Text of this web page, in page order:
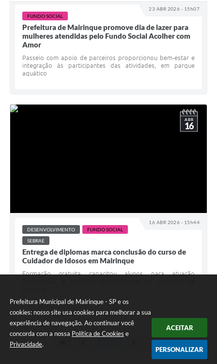
Prefeitura Municipal de Mairinque - SP e os
cookies: nosso site usa cookies para melhorar a sua
experiência de navegação. Ao continuar você
concorda com a nossa Política de Cookies e
Privacidade.
ACEITAR
PERSONALIZAR
23 ABR 2026 - 15h07
FUNDO SOCIAL
Prefeitura de Mairinque promove dia de lazer para
mulheres atendidas pelo Fundo Social Acolher com
Amor
Passeio com apoio de parceiros proporcionou bem-estar e
integração às participantes das atividades, em parque
aquático
16 ABR 2026 - 15h44
ABR
16
DESENVOLVIMENTO
FUNDO SOCIAL
SEBRAE
Entrega de diplomas marca conclusão do curso de
Cuidador de Idosos em Mairinque
Formação gratuita capacitou alunos para atuação